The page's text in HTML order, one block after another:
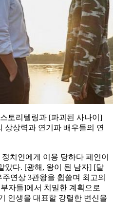
토리텔링과 [파괴된 사나이]
상상력과 연기파 배우들의 연
치인에게 이용 당하다 폐인이
았다. [광해, 왕이 된 남자] [달
연상 3관왕을 휩쓸며 최고의
자들]에서 치밀한 계획으로
인생을 대표할 강렬한 변신을